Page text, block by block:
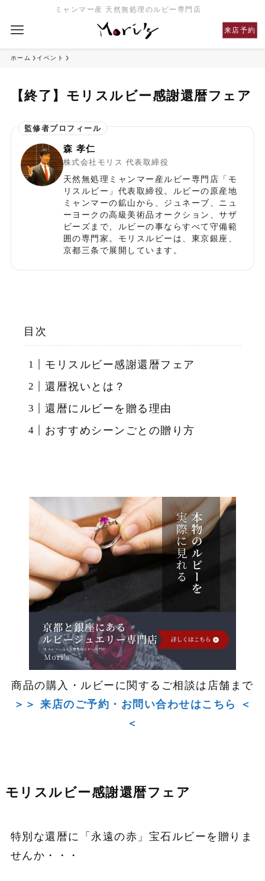
ミャンマー産 天然無処理のルビー専門店
来店予約
ホーム イベント
【終了】モリスルビー感謝還暦フェア
森 孝仁
株式会社モリス 代表取締役
天然無処理ミャンマー産ルビー専門店「モ
リスルビー」代表取締役。ルビーの原産地
ミャンマーの鉱山から、ジュネーブ、ニュ
ーヨークの高級美術品オークション、サザ
ビーズまで、ルビーの事ならすべて守備範
囲の専門家。モリスルビーは、東京銀座、
京都三条で展開しています。
目次
モリスルビー感謝還暦フェア
還暦祝いとは？
還暦にルビーを贈る理由
おすすめシーンごとの贈り方
商品の購入・ルビーに関するご相談は店舗まで
＞＞ 来店のご予約・お問い合わせはこちら ＜
＜
モリスルビー感謝還暦フェア
特別な還暦に「永遠の赤」宝石ルビーを贈りま
せんか・・・